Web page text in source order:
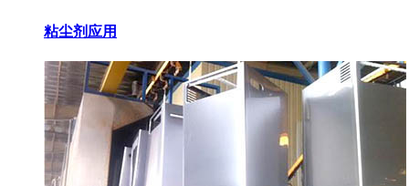
粘尘剂应用